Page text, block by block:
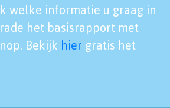
welke informatie u graag in
het basisrapport met
Bekijk hier gratis het